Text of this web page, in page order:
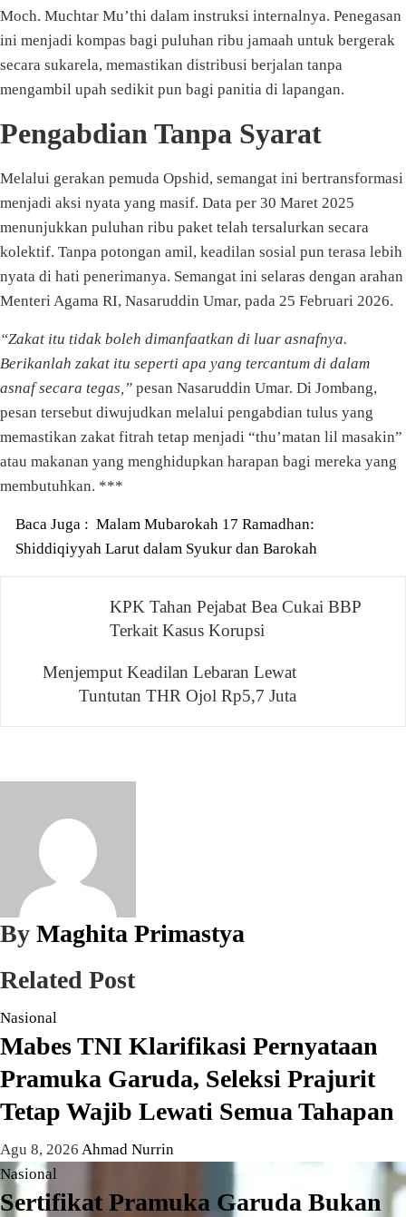
Moch. Muchtar Mu’thi dalam instruksi internalnya. Penegasan
ini menjadi kompas bagi puluhan ribu jamaah untuk bergerak
secara sukarela, memastikan distribusi berjalan tanpa
mengambil upah sedikit pun bagi panitia di lapangan.
Pengabdian Tanpa Syarat
Melalui gerakan pemuda Opshid, semangat ini bertransformasi
menjadi aksi nyata yang masif. Data per 30 Maret 2025
menunjukkan puluhan ribu paket telah tersalurkan secara
kolektif. Tanpa potongan amil, keadilan sosial pun terasa lebih
nyata di hati penerimanya. Semangat ini selaras dengan arahan
Menteri Agama RI, Nasaruddin Umar, pada 25 Februari 2026.
“Zakat itu tidak boleh dimanfaatkan di luar asnafnya.
Berikanlah zakat itu seperti apa yang tercantum di dalam
asnaf secara tegas,” pesan Nasaruddin Umar. Di Jombang,
pesan tersebut diwujudkan melalui pengabdian tulus yang
memastikan zakat fitrah tetap menjadi “thu’matan lil masakin”
atau makanan yang menghidupkan harapan bagi mereka yang
membutuhkan. ***
Baca Juga : Malam Mubarokah 17 Ramadhan:
Shiddiqiyyah Larut dalam Syukur dan Barokah
NavigasiKPK Tahan Pejabat Bea Cukai BBP
Terkait Kasus Korupsi
Menjemput Keadilan Lebaran Lewat
Tuntutan THR Ojol Rp5,7 Juta
By Maghita Primastya
Related Post
Nasional
Mabes TNI Klarifikasi Pernyataan
Pramuka Garuda, Seleksi Prajurit
Tetap Wajib Lewati Semua Tahapan
Agu 8, 2026 Ahmad Nurrin
Nasional
Sertifikat Pramuka Garuda Bukan